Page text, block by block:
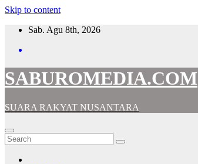
Skip to content
Sab. Agu 8th, 2026
SABUROMEDIA.COM
SUARA RAKYAT NUSANTARA